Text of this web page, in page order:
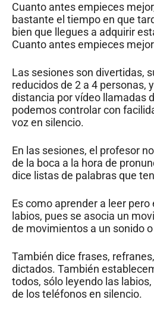
Cuanto antes empieces
bastante el tiempo en que
bien que llegues a adquirir
Cuanto antes empieces
Las sesiones son divertidas,
reducidos de 2 a 4 personas,
distancia por vídeo llamadas
podemos controlar con
voz en silencio.
En las sesiones, el profesor
de la boca a la hora de
dice listas de palabras que
Es como aprender a leer pero
labios, pues se asocia un
de movimientos a un sonido
También dice frases,
dictados. También
todos, sólo leyendo las
de los teléfonos en silencio.